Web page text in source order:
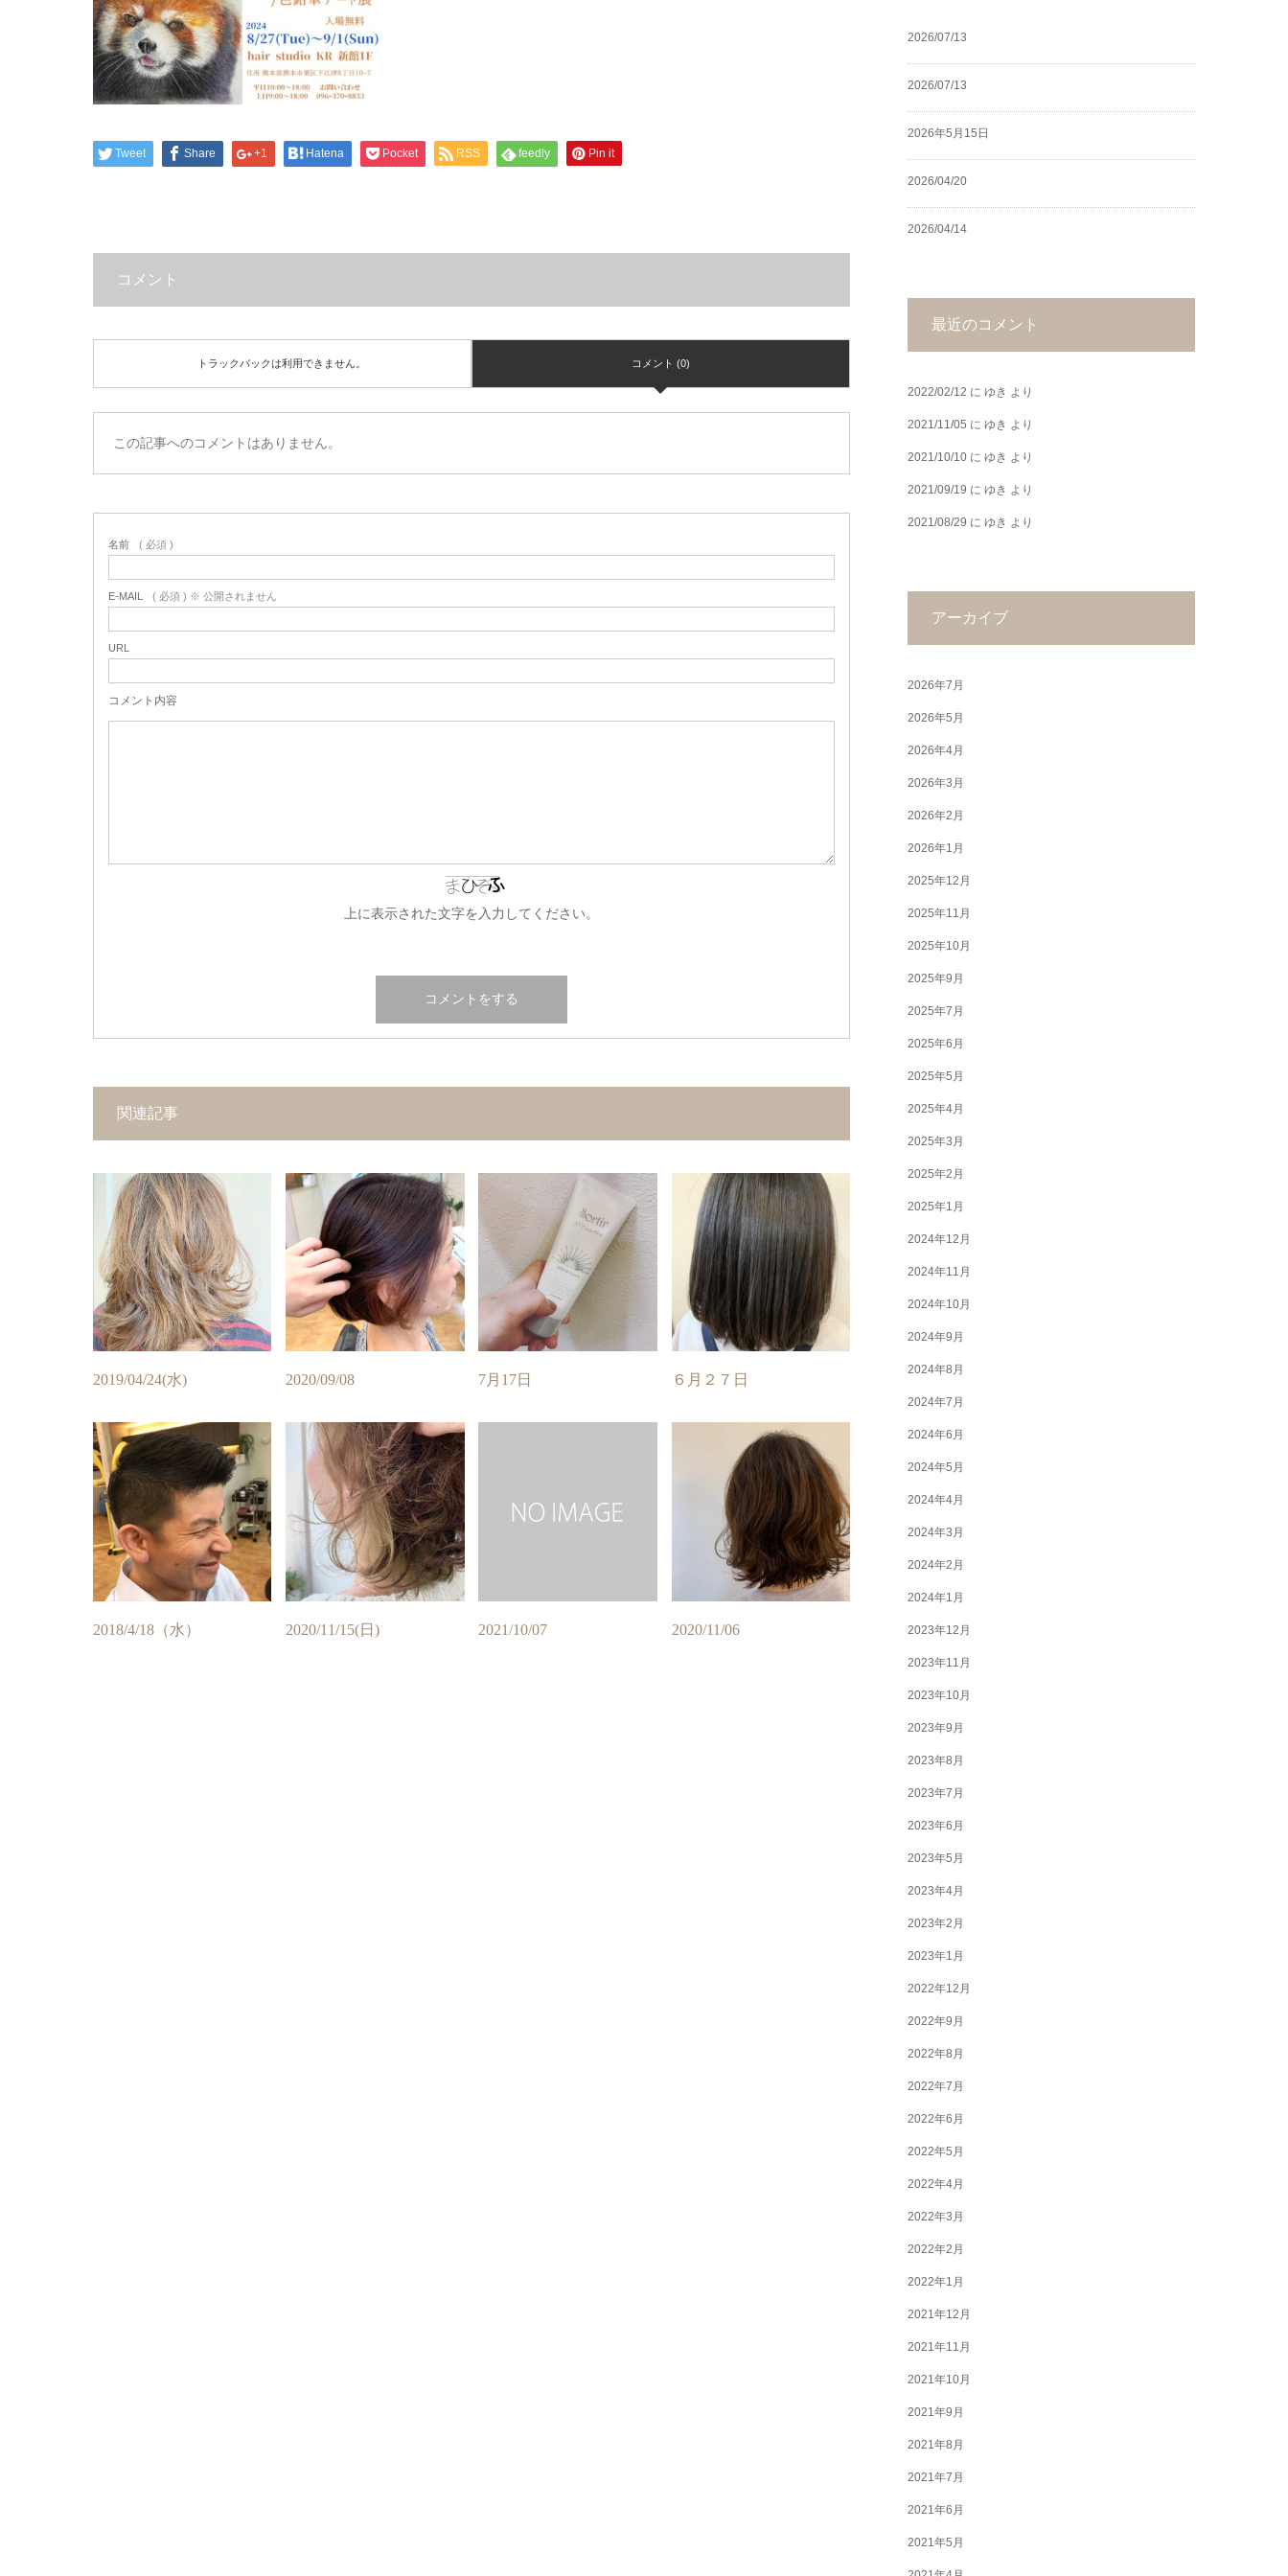
Tweet Share +1 Hatena Pocket RSS feedly Pin it
コメント
トラックバックは利用できません。 コメント (0)
この記事へのコメントはありません。
名前 ( 必須 )
E-MAIL ( 必須 ) ※ 公開されません
URL
コメント内容
上に表示された文字を入力してください。
関連記事
2019/04/24(水) 2020/09/08 7月17日 ６月２７日
2018/4/18（水） 2020/11/15(日) 2021/10/07 2020/11/06
2026/07/13
2026/07/13
2026年5月15日
2026/04/20
2026/04/14
最近のコメント
2022/02/12 に ゆき より
2021/11/05 に ゆき より
2021/10/10 に ゆき より
2021/09/19 に ゆき より
2021/08/29 に ゆき より
アーカイブ
2026年7月
2026年5月
2026年4月
2026年3月
2026年2月
2026年1月
2025年12月
2025年11月
2025年10月
2025年9月
2025年7月
2025年6月
2025年5月
2025年4月
2025年3月
2025年2月
2025年1月
2024年12月
2024年11月
2024年10月
2024年9月
2024年8月
2024年7月
2024年6月
2024年5月
2024年4月
2024年3月
2024年2月
2024年1月
2023年12月
2023年11月
2023年10月
2023年9月
2023年8月
2023年7月
2023年6月
2023年5月
2023年4月
2023年2月
2023年1月
2022年12月
2022年9月
2022年8月
2022年7月
2022年6月
2022年5月
2022年4月
2022年3月
2022年2月
2022年1月
2021年12月
2021年11月
2021年10月
2021年9月
2021年8月
2021年7月
2021年6月
2021年5月